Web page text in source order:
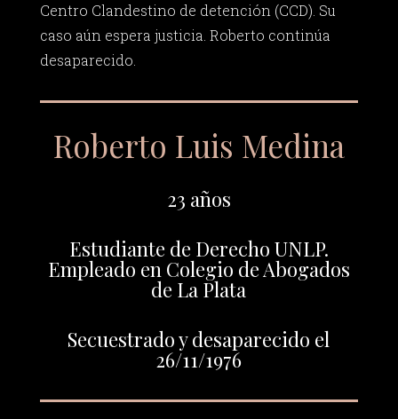
Centro Clandestino de detención (CCD). Su
caso aún espera justicia. Roberto continúa
desaparecido.
Roberto Luis Medina
23 años
Estudiante de Derecho UNLP.
Empleado en Colegio de Abogados
de La Plata
Secuestrado y desaparecido el
26/11/1976